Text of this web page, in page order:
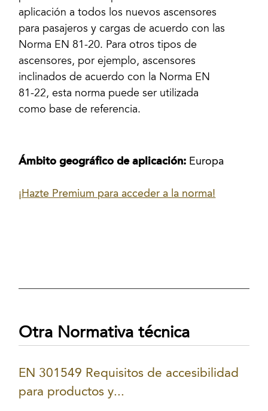
aplicación a todos los nuevos ascensores
para pasajeros y cargas de acuerdo con las
Norma EN 81-20. Para otros tipos de
ascensores, por ejemplo, ascensores
inclinados de acuerdo con la Norma EN
81-22, esta norma puede ser utilizada
como base de referencia.
Ámbito geográfico de aplicación: Europa
¡Hazte Premium para acceder a la norma!
Otra Normativa técnica
EN 301549 Requisitos de accesibilidad
para productos y...